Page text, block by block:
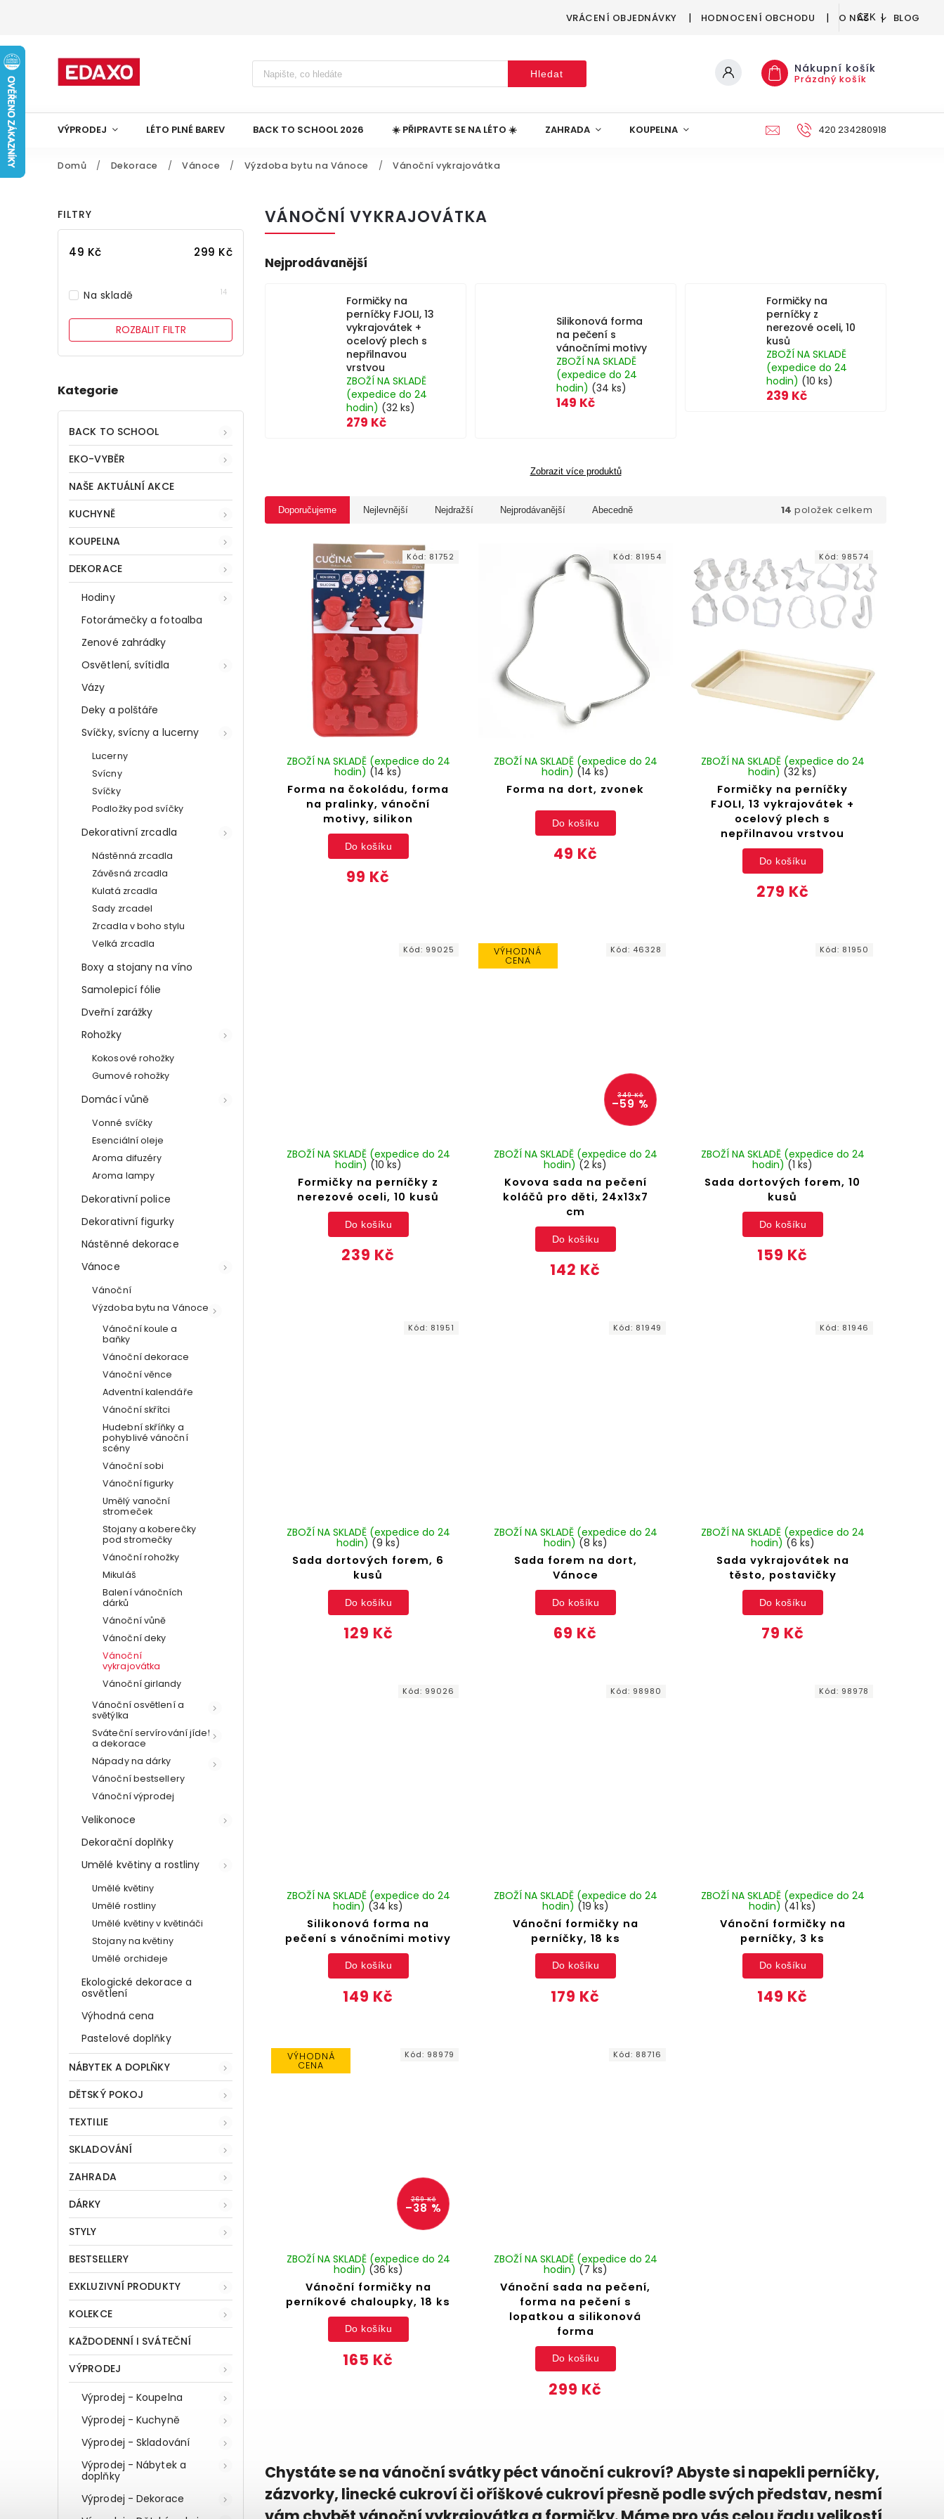
VRÁCENÍ OBJEDNÁVKY HODNOCENÍ OBCHODU O NÁS BLOG
CZK
Hledat Nákupní košík
Prázdný košík
VÝPRODEJ LÉTO PLNÉ BAREV BACK TO SCHOOL 2026 ☀️ PŘIPRAVTE SE NA LÉTO ☀️ ZAHRADA KOUPELNA DEKORACE
420 234280918
Domů / Dekorace / Vánoce / Výzdoba bytu na Vánoce / Vánoční vykrajovátka
FILTRY
49 Kč 299 Kč
Na skladě 14
ROZBALIT FILTR
Kategorie
BACK TO SCHOOL
EKO-VYBĚR
NAŠE AKTUÁLNÍ AKCE
KUCHYNĚ
KOUPELNA
DEKORACE
Hodiny
Fotorámečky a fotoalba
Zenové zahrádky
Osvětlení, svítidla
Vázy
Deky a polštáře
Svíčky, svícny a lucerny
Lucerny
Svícny
Svíčky
Podložky pod svíčky
Dekorativní zrcadla
Nástěnná zrcadla
Závěsná zrcadla
Kulatá zrcadla
Sady zrcadel
Zrcadla v boho stylu
Velká zrcadla
Boxy a stojany na víno
Samolepicí fólie
Dveřní zarážky
Rohožky
Kokosové rohožky
Gumové rohožky
Domácí vůně
Vonné svíčky
Esenciální oleje
Aroma difuzéry
Aroma lampy
Dekorativní police
Dekorativní figurky
Nástěnné dekorace
Vánoce
Vánoční
Výzdoba bytu na Vánoce
Vánoční koule a
baňky
Vánoční dekorace
Vánoční věnce
Adventní kalendáře
Vánoční skřítci
Hudební skříňky a
pohyblivé vánoční
scény
Vánoční sobi
Vánoční figurky
Umělý vanoční
stromeček
Stojany a koberečky
pod stromečky
Vánoční rohožky
Mikuláš
Balení vánočních
dárků
Vánoční vůně
Vánoční deky
Vánoční
vykrajovátka
Vánoční girlandy
Vánoční osvětlení a
světýlka
Sváteční servírování jídel
a dekorace
Nápady na dárky
Vánoční bestsellery
Vánoční výprodej
Velikonoce
Dekorační doplňky
Umělé květiny a rostliny
Umělé květiny
Umělé rostliny
Umělé květiny v květináči
Stojany na květiny
Umělé orchideje
Ekologické dekorace a
osvětlení
Výhodná cena
Pastelové doplňky
NÁBYTEK A DOPLŇKY
DĚTSKÝ POKOJ
TEXTILIE
SKLADOVÁNÍ
ZAHRADA
DÁRKY
STYLY
BESTSELLERY
EXKLUZIVNÍ PRODUKTY
KOLEKCE
KAŽDODENNÍ I SVÁTEČNÍ
VÝPRODEJ
Výprodej - Koupelna
Výprodej - Kuchyně
Výprodej - Skladování
Výprodej - Nábytek a
doplňky
Výprodej - Dekorace
VÁNOČNÍ VYKRAJOVÁTKA
Nejprodávanější
Formičky na
perníčky FJOLI, 13
vykrajovátek +
ocelový plech s
nepřilnavou
vrstvou
ZBOŽÍ NA SKLADĚ
(expedice do 24
hodin) (32 ks)
279 Kč
Silikonová forma
na pečení s
vánočními motivy
ZBOŽÍ NA SKLADĚ
(expedice do 24
hodin) (34 ks)
149 Kč
Formičky na
perníčky z
nerezové oceli, 10
kusů
ZBOŽÍ NA SKLADĚ
(expedice do 24
hodin) (10 ks)
239 Kč
Zobrazit více produktů
Doporučujeme Nejlevnější Nejdražší Nejprodávanější Abecedně 14 položek celkem
Forma na čokoládu, forma
na pralinky, vánoční
motivy, silikon
ZBOŽÍ NA SKLADĚ (expedice do 24
hodin) (14 ks)
99 Kč
Do košíku
Kód: 81752
Forma na dort, zvonek
ZBOŽÍ NA SKLADĚ (expedice do 24
hodin) (14 ks)
49 Kč
Do košíku
Kód: 81954
Formičky na perníčky
FJOLI, 13 vykrajovátek +
ocelový plech s
nepřilnavou vrstvou
ZBOŽÍ NA SKLADĚ (expedice do 24
hodin) (32 ks)
279 Kč
Do košíku
Kód: 98574
Formičky na perníčky z
nerezové oceli, 10 kusů
ZBOŽÍ NA SKLADĚ (expedice do 24
hodin) (10 ks)
239 Kč
Do košíku
Kód: 99025 VÝHODNÁ
CENA
349 Kč
–59 %
Kovova sada na pečení
koláčů pro děti, 24x13x7
cm
ZBOŽÍ NA SKLADĚ (expedice do 24
hodin) (2 ks)
142 Kč
Do košíku
Kód: 46328
Sada dortových forem, 10
kusů
ZBOŽÍ NA SKLADĚ (expedice do 24
hodin) (1 ks)
159 Kč
Do košíku
Kód: 81950
Sada dortových forem, 6
kusů
ZBOŽÍ NA SKLADĚ (expedice do 24
hodin) (9 ks)
129 Kč
Do košíku
Kód: 81951
Sada forem na dort,
Vánoce
ZBOŽÍ NA SKLADĚ (expedice do 24
hodin) (8 ks)
69 Kč
Do košíku
Kód: 81949
Sada vykrajovátek na
těsto, postavičky
ZBOŽÍ NA SKLADĚ (expedice do 24
hodin) (6 ks)
79 Kč
Do košíku
Kód: 81946
Silikonová forma na
pečení s vánočními motivy
ZBOŽÍ NA SKLADĚ (expedice do 24
hodin) (34 ks)
149 Kč
Do košíku
Kód: 99026
Vánoční formičky na
perníčky, 18 ks
ZBOŽÍ NA SKLADĚ (expedice do 24
hodin) (19 ks)
179 Kč
Do košíku
Kód: 98980
Vánoční formičky na
perníčky, 3 ks
ZBOŽÍ NA SKLADĚ (expedice do 24
hodin) (41 ks)
149 Kč
Do košíku
Kód: 98978
VÝHODNÁ
CENA
269 Kč
–38 %
Vánoční formičky na
perníkové chaloupky, 18 ks
ZBOŽÍ NA SKLADĚ (expedice do 24
hodin) (36 ks)
165 Kč
Do košíku
Kód: 98979
Vánoční sada na pečení,
forma na pečení s
lopatkou a silikonová
forma
ZBOŽÍ NA SKLADĚ (expedice do 24
hodin) (7 ks)
299 Kč
Do košíku
Kód: 88716
Chystáte se na vánoční svátky péct vánoční cukroví? Abyste si napekli perníčky,
zázvorky, linecké cukroví či oříškové cukroví přesně podle svých představ, nesmí